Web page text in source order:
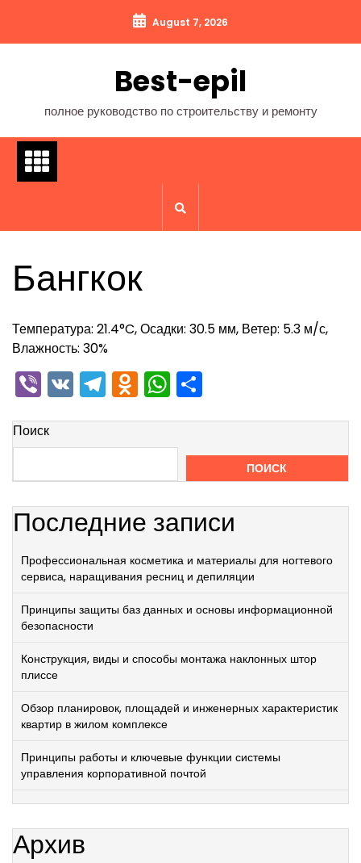
содержимому
August 7, 2026
Best-epil
полное руководство по строительству и ремонту
Бангкок
Температура: 21.4°C, Осадки: 30.5 мм, Ветер: 5.3 м/с,
Влажность: 30%
Viber
VKTelegram
Odnoklassniki
WhatsApp
Поиск
ПОИСК
Последние записи
Профессиональная косметика и материалы для ногтевого
сервиса, наращивания ресниц и депиляции
Принципы защиты баз данных и основы информационной
безопасности
Конструкция, виды и способы монтажа наклонных штор
плиссе
Обзор планировок, площадей и инженерных характеристик
квартир в жилом комплексе
Принципы работы и ключевые функции системы
управления корпоративной почтой
Архив